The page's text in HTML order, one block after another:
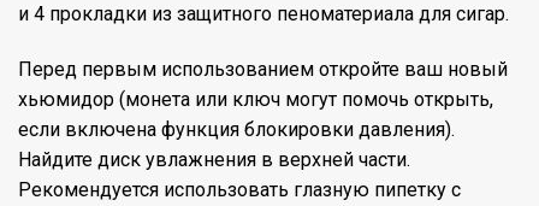
и 4 прокладки из защитного пеноматериала для сигар.
Перед первым использованием откройте ваш новый
хьюмидор (монета или ключ могут помочь открыть,
если включена функция блокировки давления).
Найдите диск увлажнения в верхней части.
Рекомендуется использовать глазную пипетку с